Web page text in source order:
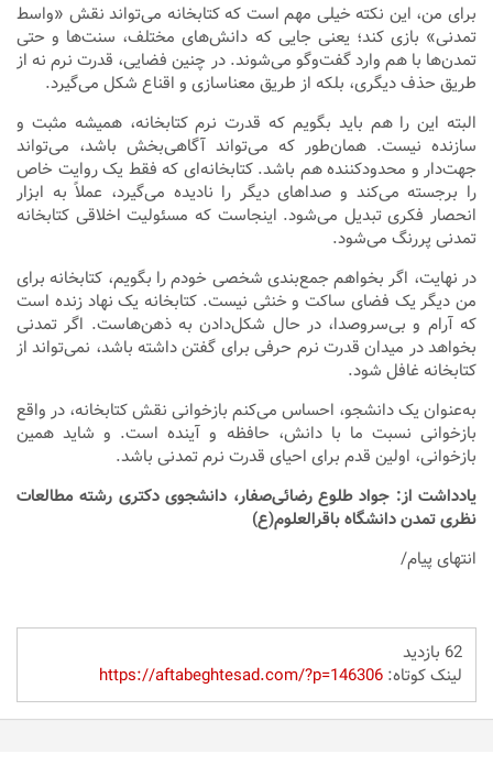
برای من، این نکته خیلی مهم است که کتابخانه می‌تواند نقش «واسط
تمدنی» بازی کند؛ یعنی جایی که دانش‌های مختلف، سنت‌ها و حتی
تمدن‌ها با هم وارد گفت‌وگو می‌شوند. در چنین فضایی، قدرت نرم نه از
طریق حذف دیگری، بلکه از طریق معنا‌سازی و اقناع شکل می‌گیرد.
البته این را هم باید بگویم که قدرت نرم کتابخانه، همیشه مثبت و
سازنده نیست. همان‌طور که می‌تواند آگاهی‌بخش باشد، می‌تواند
جهت‌دار و محدودکننده هم باشد. کتابخانه‌ای که فقط یک روایت خاص
را برجسته می‌کند و صداهای دیگر را نادیده می‌گیرد، عملاً به ابزار
انحصار فکری تبدیل می‌شود. اینجاست که مسئولیت اخلاقی کتابخانه
تمدنی پررنگ می‌شود.
در نهایت، اگر بخواهم جمع‌بندی شخصی خودم را بگویم، کتابخانه برای
من دیگر یک فضای ساکت و خنثی نیست. کتابخانه یک نهاد زنده است
که آرام و بی‌سروصدا، در حال شکل‌دادن به ذهن‌هاست. اگر تمدنی
بخواهد در میدان قدرت نرم حرفی برای گفتن داشته باشد، نمی‌تواند از
کتابخانه غافل شود.
به‌عنوان یک دانشجو، احساس می‌کنم بازخوانی نقش کتابخانه، در واقع
بازخوانی نسبت ما با دانش، حافظه و آینده است. و شاید همین
بازخوانی، اولین قدم برای احیای قدرت نرم تمدنی باشد.
یادداشت از: جواد طلوع رضائی‌صفار، دانشجوی دکتری رشته مطالعات
نظری تمدن دانشگاه باقرالعلوم(ع)
انتهای پیام/
62 بازدید
لینک کوتاه:https://aftabeghtesad.com/?p=146306